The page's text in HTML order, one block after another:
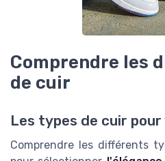
Comprendre les
de cuir
Les types de cuir
Comprendre les différents